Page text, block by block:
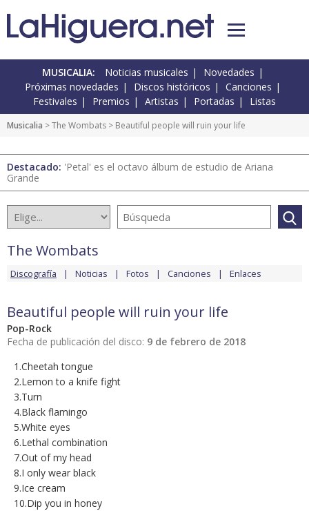
MUSICALIA: Noticias musicales
Novedades
Próximas novedades
Discos históricos
Canciones
Festivales
Premios Artistas Portadas Listas
Musicalia >The Wombats > Beautiful people will ruin your life
Destacado: 'Petal' es el octavo álbum de estudio de Ariana
Grande
The Wombats
Discografía Noticias Fotos Canciones Enlaces
Beautiful people will ruin your life
Pop-Rock
Fecha de publicación del disco: 9 de febrero de 2018
1.Cheetah tongue
2.Lemon to a knife fight
3.Turn
4.Black flamingo
5.White eyes
6.Lethal combination
7.Out of my head
8.I only wear black
9.Ice cream
10.Dip you in honey